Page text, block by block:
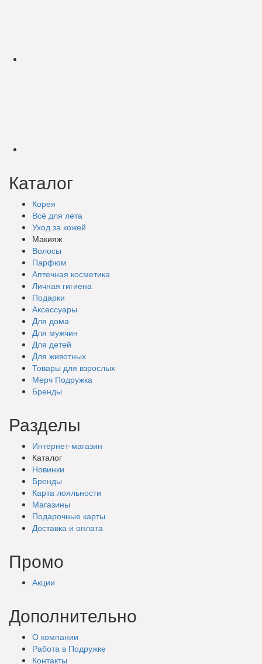
Каталог
Корея
Всё для лета
Уход за кожей
Макияж
Волосы
Парфюм
Аптечная косметика
Личная гигиена
Подарки
Аксессуары
Для дома
Для мужчин
Для детей
Для животных
Товары для взрослых
Мерч Подружка
Бренды
Разделы
Интернет-магазин
Каталог
Новинки
Бренды
Карта лояльности
Магазины
Подарочные карты
Доставка и оплата
Промо
Акции
Дополнительно
О компании
Работа в Подружке
Контакты